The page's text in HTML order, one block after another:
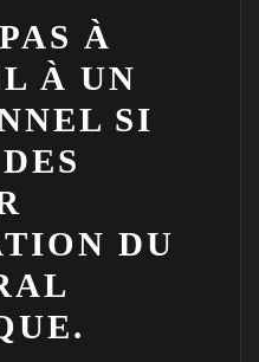
À
À UN
SI
DU